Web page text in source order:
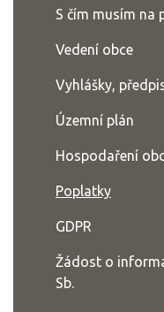
S čím musím na
Vedení obce
Vyhlášky,
Územní plán
Hospodaření
Poplatky
GDPR
Žádost o
Sb.